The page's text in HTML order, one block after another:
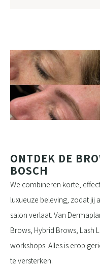
ONTDEK DE
BOSCH
We combineren korte,
luxueuze beleving, zodat jij
salon verlaat. Van
Brows, Hybrid Brows, Lash
workshops. Alles is erop
te versterken.